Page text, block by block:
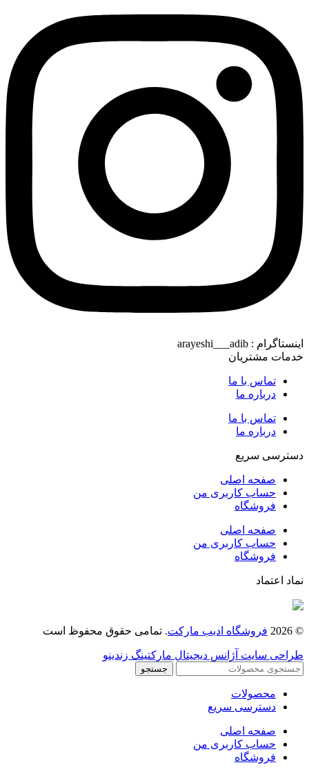
اینستاگرام : arayeshi___adib
خدمات مشتریان
تماس با ما
درباره ما
تماس با ما
درباره ما
دسترسی سریع
صفحه اصلی
حساب کاربری من
فروشگاه
صفحه اصلی
حساب کاربری من
فروشگاه
نماد اعتماد
© 2026 فروشگاه ادیب مارکت. تمامی حقوق محفوظ است
طراحی سایت آژانس دیجیتال مارکتینگ زندینو
جستجو
محصولات
دسترسی سریع
صفحه اصلی
حساب کاربری من
فروشگاه